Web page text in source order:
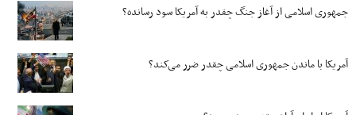
جمهوری اسلامی از آغاز جنگ چقدر به آمریکا سود رسانده؟
آمریکا با ماندن جمهوری اسلامی چقدر ضرر می‌کند؟